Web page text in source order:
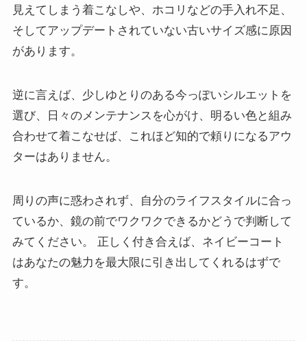
見えてしまう着こなしや、ホコリなどの手入れ不足、
そしてアップデートされていない古いサイズ感に原因
があります。
逆に言えば、少しゆとりのある今っぽいシルエットを
選び、日々のメンテナンスを心がけ、明るい色と組み
合わせて着こなせば、これほど知的で頼りになるアウ
ターはありません。
周りの声に惑わされず、自分のライフスタイルに合っ
ているか、鏡の前でワクワクできるかどうで判断して
みてください。 正しく付き合えば、ネイビーコート
はあなたの魅力を最大限に引き出してくれるはずで
す。